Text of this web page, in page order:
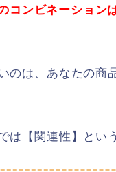
コンビネーション
のは、あなたの商
は【関連性】とい